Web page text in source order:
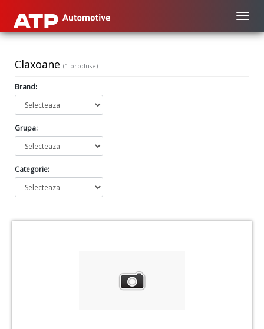
Claxoane (1 produse)
Brand:
Grupa:
Categorie: